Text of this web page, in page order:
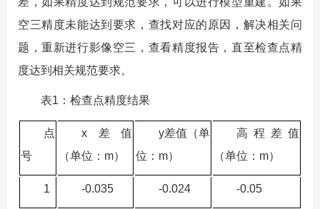
空三精度未能达到要求，查找对应的原因，解决相关问
题，重新进行影像空三，查看精度报告，直至检查点精
度达到相关规范要求。
表1：检查点精度结果
点
号
x差值
（单位：m）
y差值（单
位：m）
高程差值
（单位：m）
1 -0.035 -0.024 -0.05